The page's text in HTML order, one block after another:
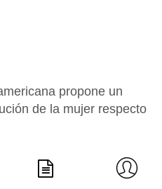
propone un
de la mujer respecto